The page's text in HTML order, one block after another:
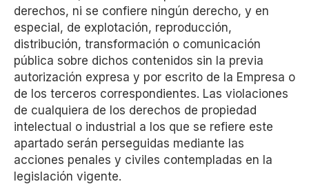
derechos, ni se confiere ningún derecho, y en
especial, de explotación, reproducción,
distribución, transformación o comunicación
pública sobre dichos contenidos sin la previa
autorización expresa y por escrito de la Empresa o
de los terceros correspondientes. Las violaciones
de cualquiera de los derechos de propiedad
intelectual o industrial a los que se refiere este
apartado serán perseguidas mediante las
acciones penales y civiles contempladas en la
legislación vigente.